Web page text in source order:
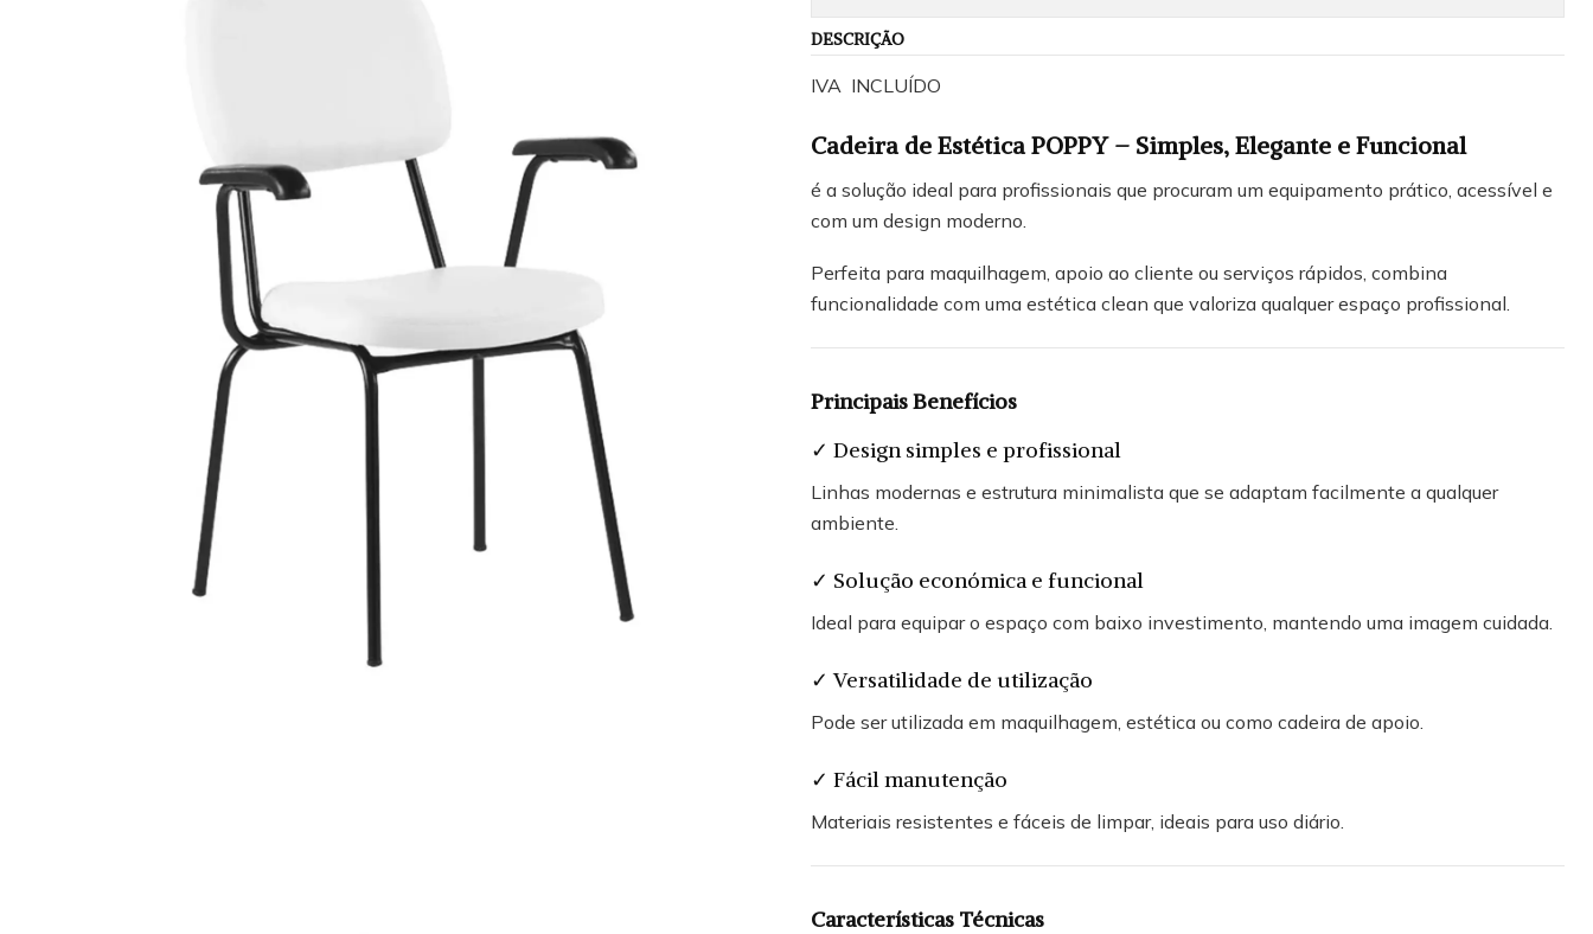
DESCRIÇÃO
IVA INCLUÍDO
Cadeira de Estética POPPY – Simples, Elegante e Funcional
é a solução ideal para profissionais que procuram um equipamento prático, acessível e
com um design moderno.
Perfeita para maquilhagem, apoio ao cliente ou serviços rápidos, combina
funcionalidade com uma estética clean que valoriza qualquer espaço profissional.
Principais Benefícios
✓ Design simples e profissional
Linhas modernas e estrutura minimalista que se adaptam facilmente a qualquer
ambiente.
✓ Solução económica e funcional
Ideal para equipar o espaço com baixo investimento, mantendo uma imagem cuidada.
✓ Versatilidade de utilização
Pode ser utilizada em maquilhagem, estética ou como cadeira de apoio.
✓ Fácil manutenção
Materiais resistentes e fáceis de limpar, ideais para uso diário.
Características Técnicas